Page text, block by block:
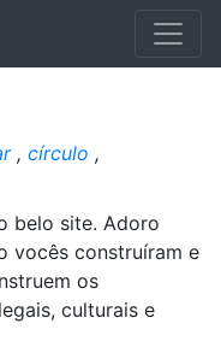
, círculo ,
belo site. Adoro
vocês construíram e
os
culturais e